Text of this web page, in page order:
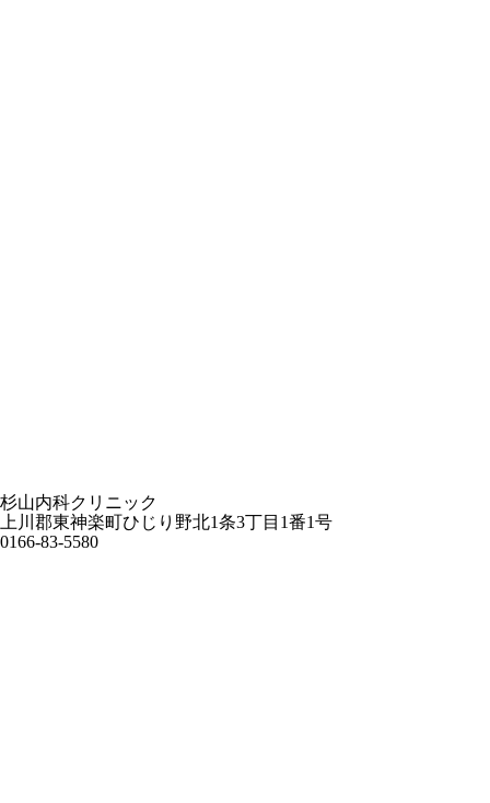
杉山内科クリニック
上川郡東神楽町ひじり野北1条3丁目1番1号
0166-83-5580